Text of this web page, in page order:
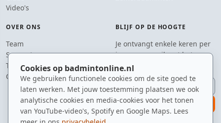
Cookies op badmintonline.nl
We gebruiken functionele cookies om de site goed te
laten werken. Met jouw toestemming plaatsen we ook
analytische cookies en media-cookies voor het tonen
van YouTube-video's, Spotify en Google Maps. Lees
Video's
OVER ONS
Team
Supporters
Tip de redactie
Contact
BLIJF OP DE HOOGTE
Je ontvangt enkele keren per
jaar een e-mail met het
laatste badmintonnieuws.
E-mailadres
aanmelden